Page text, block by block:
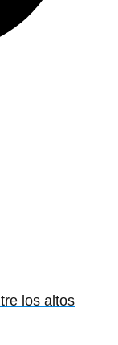
los altos